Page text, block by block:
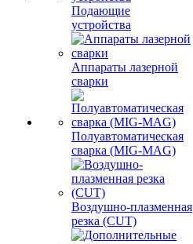
Подающие
устройства
Аппараты лазерной
сварки
Полуавтоматическая
сварка (MIG-MAG)
Воздушно-плазменная
резка (CUT)